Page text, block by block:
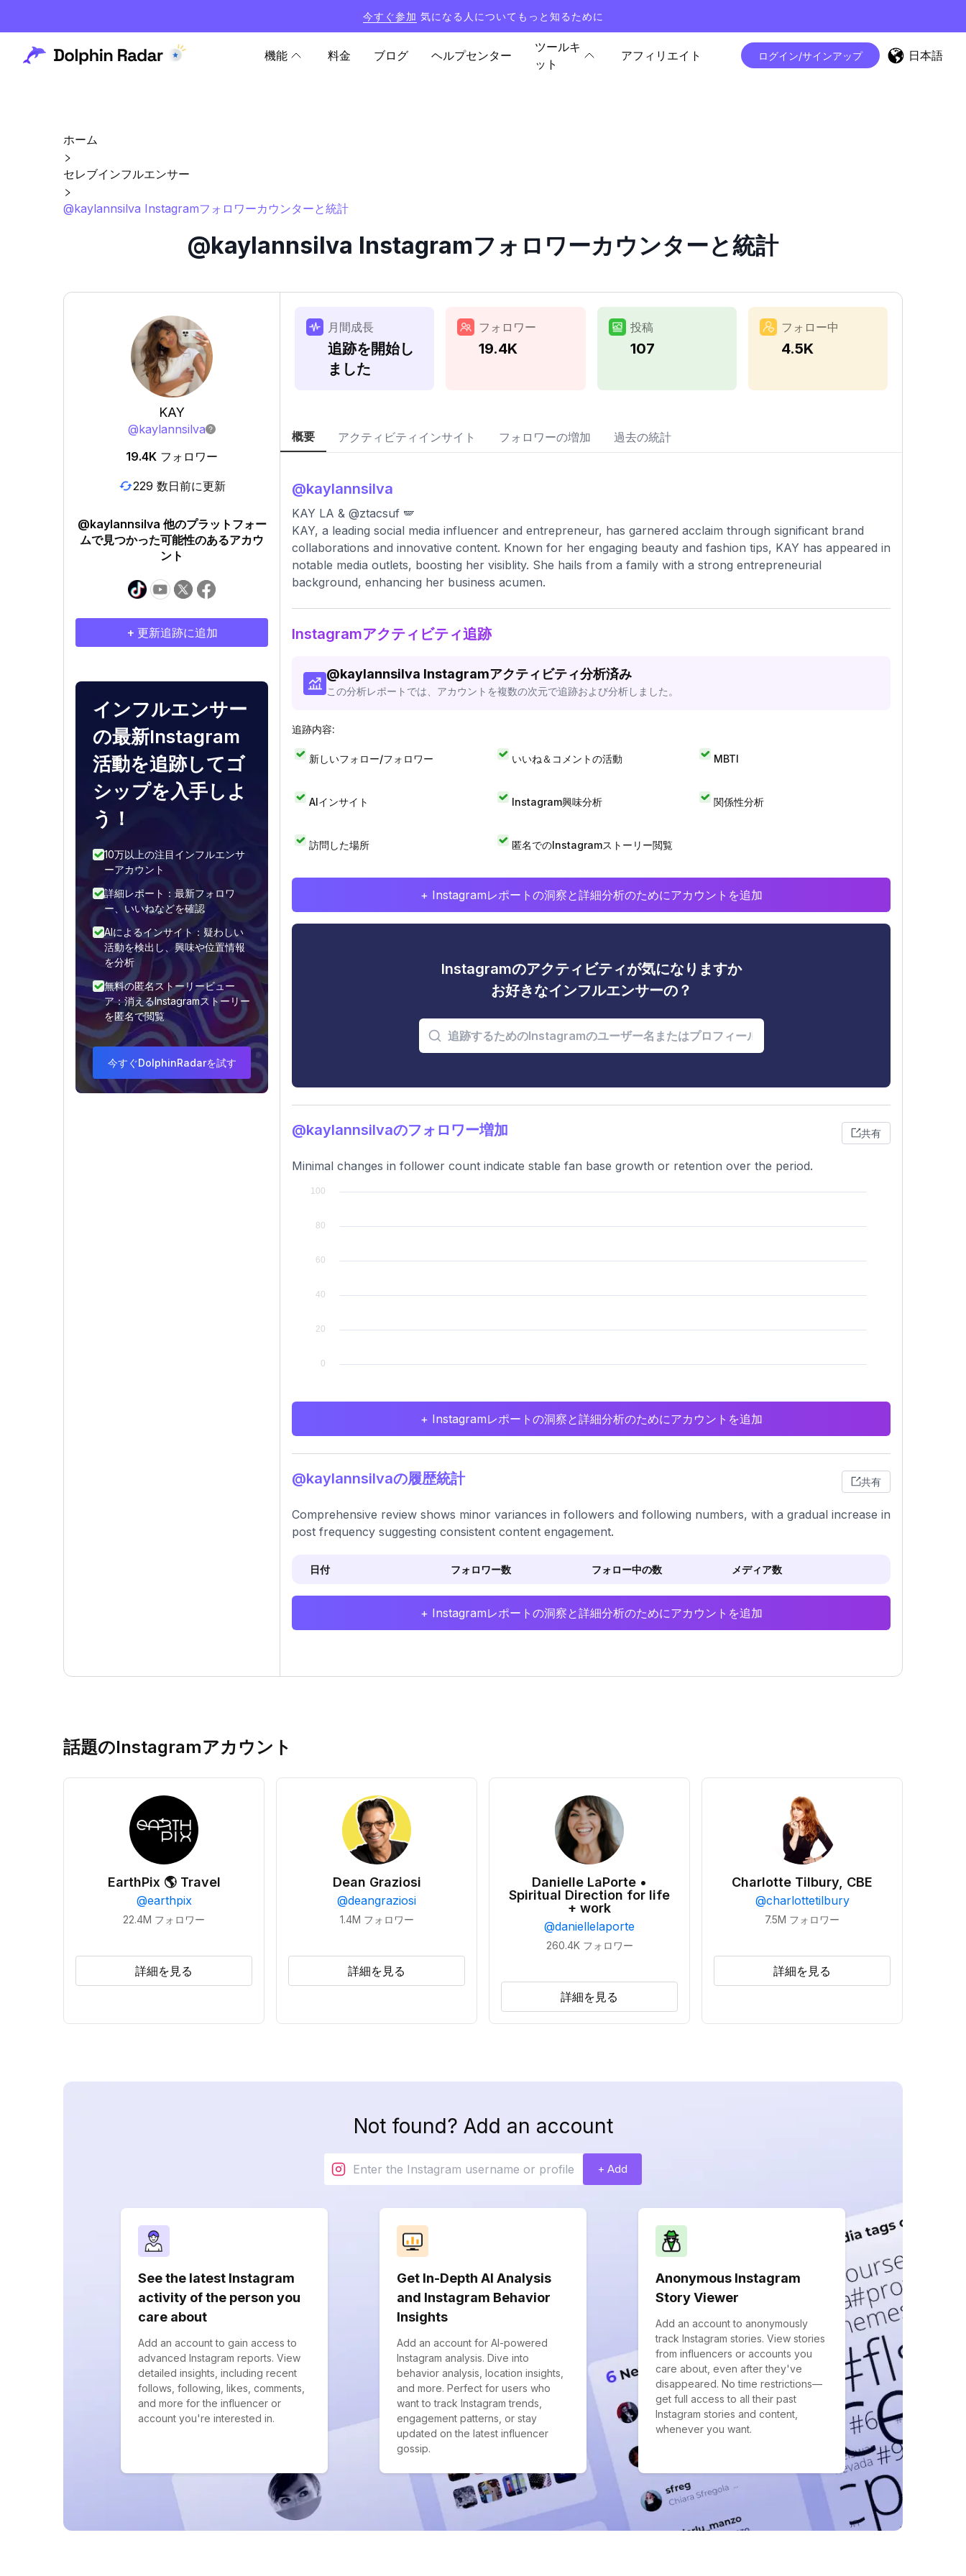
今すぐ参加 気になる人についてもっと知るために
機能 料金 ブログ ヘルプセンター
ツールキ
ット
アフィリエイト ログイン/サインアップ 日本語
ホーム
セレブインフルエンサー
@kaylannsilva Instagramフォロワーカウンターと統計
@kaylannsilva Instagramフォロワーカウンターと統計
KAY
@kaylannsilva
19.4K フォロワー
229 数日前に更新
@kaylannsilva 他のプラットフォー
ムで見つかった可能性のあるアカウ
ント
+ 更新追跡に追加
インフルエンサー
の最新Instagram
活動を追跡してゴ
シップを入手しよ
う！
10万以上の注目インフルエンサ
ーアカウント
詳細レポート：最新フォロワ
ー、いいねなどを確認
AIによるインサイト：疑わしい
活動を検出し、興味や位置情報
を分析
無料の匿名ストーリービュー
ア：消えるInstagramストーリー
を匿名で閲覧
今すぐDolphinRadarを試す
月間成長
追跡を開始し
ました
フォロワー
19.4K
投稿
107
フォロー中
4.5K
概要 アクティビティインサイト フォロワーの増加 過去の統計
@kaylannsilva
KAY LA & @ztacsuf 🪽
KAY, a leading social media influencer and entrepreneur, has garnered acclaim through significant brand
collaborations and innovative content. Known for her engaging beauty and fashion tips, KAY has appeared in
notable media outlets, boosting her visiblity. She hails from a family with a strong entrepreneurial
background, enhancing her business acumen.
Instagramアクティビティ追跡
@kaylannsilva Instagramアクティビティ分析済み
この分析レポートでは、アカウントを複数の次元で追跡および分析しました。
追跡内容:
新しいフォロー/フォロワー いいね＆コメントの活動 MBTI
AIインサイト Instagram興味分析 関係性分析
訪問した場所 匿名でのInstagramストーリー閲覧
+ Instagramレポートの洞察と詳細分析のためにアカウントを追加
Instagramのアクティビティが気になりますか
お好きなインフルエンサーの？
@kaylannsilvaのフォロワー増加 共有
Minimal changes in follower count indicate stable fan base growth or retention over the period.
+ Instagramレポートの洞察と詳細分析のためにアカウントを追加
@kaylannsilvaの履歴統計 共有
Comprehensive review shows minor variances in followers and following numbers, with a gradual increase in
post frequency suggesting consistent content engagement.
日付 フォロワー数 フォロー中の数 メディア数
+ Instagramレポートの洞察と詳細分析のためにアカウントを追加
話題のInstagramアカウント
EarthPix 🌎 Travel
@earthpix
22.4M フォロワー
詳細を見る
Dean Graziosi
@deangraziosi
1.4M フォロワー
詳細を見る
Danielle LaPorte •
Spiritual Direction for life
+ work
@daniellelaporte
260.4K フォロワー
詳細を見る
Charlotte Tilbury, CBE
@charlottetilbury
7.5M フォロワー
詳細を見る
Not found? Add an account
+ Add
See the latest Instagram
activity of the person you
care about
Add an account to gain access to
advanced Instagram reports. View
detailed insights, including recent
follows, following, likes, comments,
and more for the influencer or
account you're interested in.
Get In-Depth AI Analysis
and Instagram Behavior
Insights
Add an account for AI-powered
Instagram analysis. Dive into
behavior analysis, location insights,
and more. Perfect for users who
want to track Instagram trends,
engagement patterns, or stay
updated on the latest influencer
gossip.
Anonymous Instagram
Story Viewer
Add an account to anonymously
track Instagram stories. View stories
from influencers or accounts you
care about, even after they've
disappeared. No time restrictions—
get full access to all their past
Instagram stories and content,
whenever you want.